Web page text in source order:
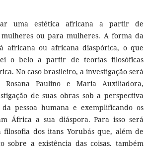
uma estética africana a partir de
ou para mulheres. A forma da
africana ou africana diaspórica, o que
o belo a partir de teorias filosóficas
No caso brasileiro, a investigação será
Paulino e Maria Auxiliadora,
de suas obras sob a perspectiva
pessoa humana e exemplificando os
África a sua diáspora. Para isso será
dos itans Yorubás que, além de
sobre a existência das coisas, também